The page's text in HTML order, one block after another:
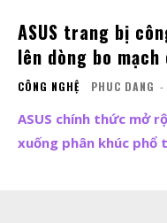
ASUS trang bị
lên dòng bo mạch
CÔNG NGHỆ PHUC DANG -
ASUS chính thức mở
xuống phân khúc phổ